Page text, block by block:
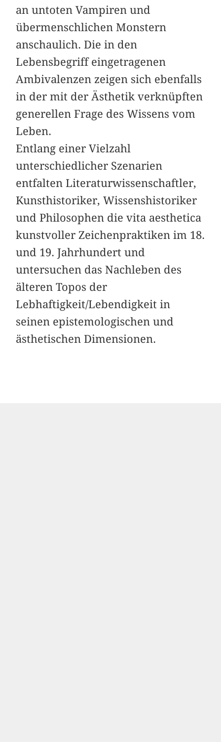
an untoten Vampiren und
übermenschlichen Monstern
anschaulich. Die in den
Lebensbegriff eingetragenen
Ambivalenzen zeigen sich ebenfalls
in der mit der Ästhetik verknüpften
generellen Frage des Wissens vom
Leben.
Entlang einer Vielzahl
unterschiedlicher Szenarien
entfalten Literaturwissenschaftler,
Kunsthistoriker, Wissenshistoriker
und Philosophen die vita aesthetica
kunstvoller Zeichenpraktiken im 18.
und 19. Jahrhundert und
untersuchen das Nachleben des
älteren Topos der
Lebhaftigkeit/Lebendigkeit in
seinen epistemologischen und
ästhetischen Dimensionen.